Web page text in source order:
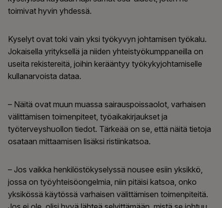
toimivat hyvin yhdessä.
Kyselyt ovat toki vain yksi työkyvyn johtamisen työkalu.
Jokaisella yrityksellä ja niiden yhteistyökumppaneilla on
useita rekistereitä, joihin kerääntyy työkykyjohtamiselle
kullanarvoista dataa.
– Näitä ovat muun muassa sairauspoissaolot, varhaisen
välittämisen toimenpiteet, työaikakirjaukset ja
työterveyshuollon tiedot. Tärkeää on se, että näitä tietoja
osataan mittaamisen lisäksi ristiinkatsoa.
– Jos vaikka henkilöstökyselyssä nousee esiin yksikkö,
jossa on työyhteisöongelmia, niin pitäisi katsoa, onko
yksikössä käytössä varhaisen välittämisen toimenpiteitä.